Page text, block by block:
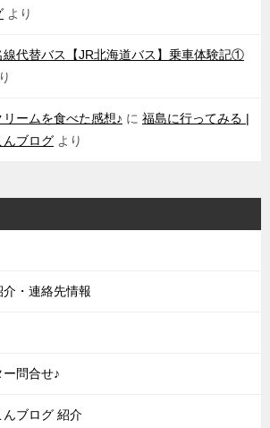
より
代替バス【JR北海道バス】乗車体験記①
ームを食べた感想♪ に 福島に行ってみる |
んブログ より
・連絡先情報
問合せ♪
ブログ 紹介